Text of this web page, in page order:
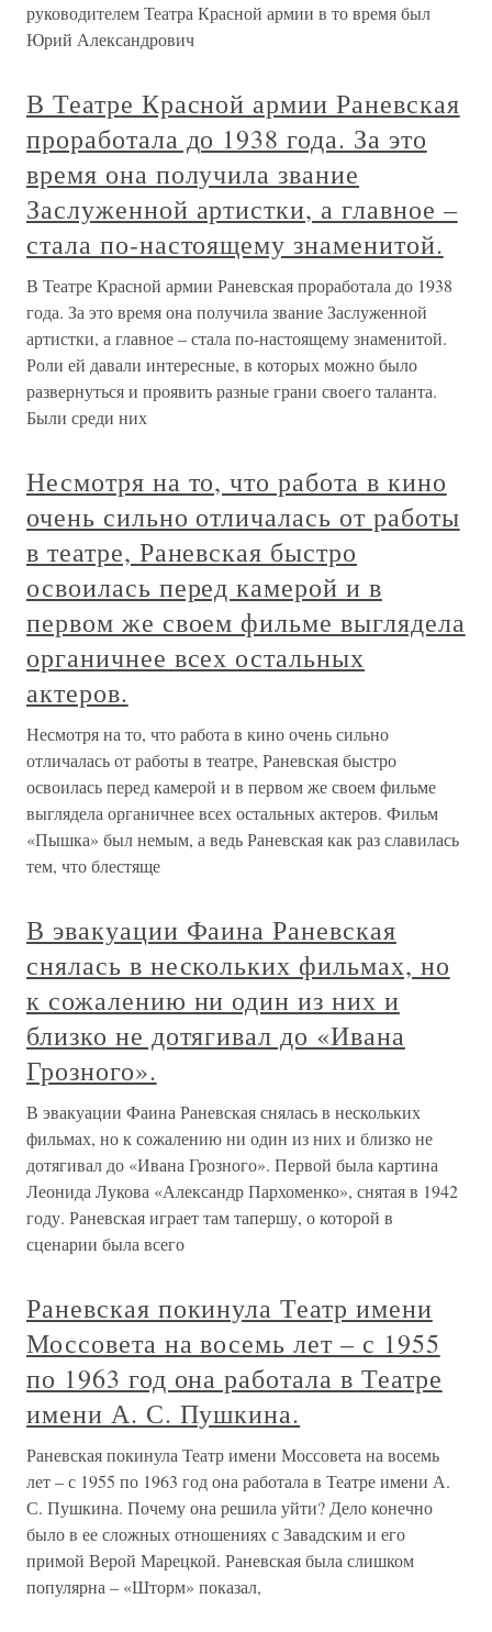
руководителем Театра Красной армии в то время был
Юрий Александрович
В Театре Красной армии Раневская
проработала до 1938 года. За это
время она получила звание
Заслуженной артистки, а главное –
стала по-настоящему знаменитой.
В Театре Красной армии Раневская проработала до 1938
года. За это время она получила звание Заслуженной
артистки, а главное – стала по-настоящему знаменитой.
Роли ей давали интересные, в которых можно было
развернуться и проявить разные грани своего таланта.
Были среди них
Несмотря на то, что работа в кино
очень сильно отличалась от работы
в театре, Раневская быстро
освоилась перед камерой и в
первом же своем фильме выглядела
органичнее всех остальных
актеров.
Несмотря на то, что работа в кино очень сильно
отличалась от работы в театре, Раневская быстро
освоилась перед камерой и в первом же своем фильме
выглядела органичнее всех остальных актеров. Фильм
«Пышка» был немым, а ведь Раневская как раз славилась
тем, что блестяще
В эвакуации Фаина Раневская
снялась в нескольких фильмах, но
к сожалению ни один из них и
близко не дотягивал до «Ивана
Грозного».
В эвакуации Фаина Раневская снялась в нескольких
фильмах, но к сожалению ни один из них и близко не
дотягивал до «Ивана Грозного». Первой была картина
Леонида Лукова «Александр Пархоменко», снятая в 1942
году. Раневская играет там тапершу, о которой в
сценарии была всего
Раневская покинула Театр имени
Моссовета на восемь лет – с 1955
по 1963 год она работала в Театре
имени А. С. Пушкина.
Раневская покинула Театр имени Моссовета на восемь
лет – с 1955 по 1963 год она работала в Театре имени А.
С. Пушкина. Почему она решила уйти? Дело конечно
было в ее сложных отношениях с Завадским и его
примой Верой Марецкой. Раневская была слишком
популярна – «Шторм» показал,